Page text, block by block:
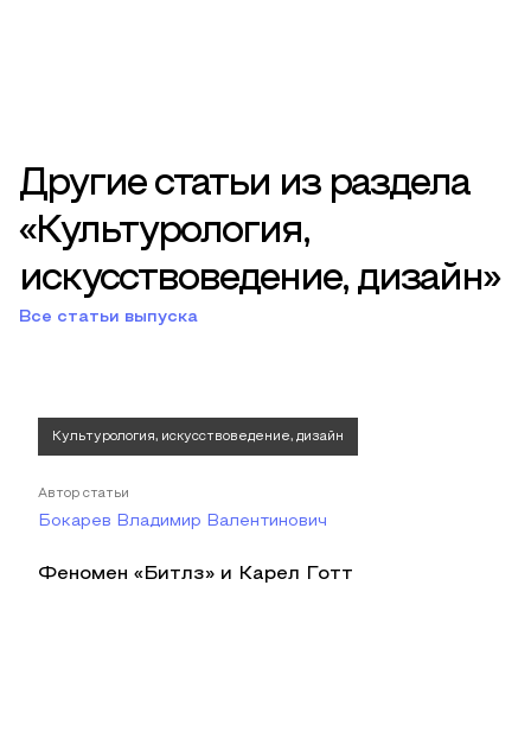
Другие статьи из раздела
«Культурология,
искусствоведение, дизайн»
Все статьи выпуска
Культурология, искусствоведение, дизайн
Автор статьи
Бокарев Владимир Валентинович
Феномен «Битлз» и Карел Готт